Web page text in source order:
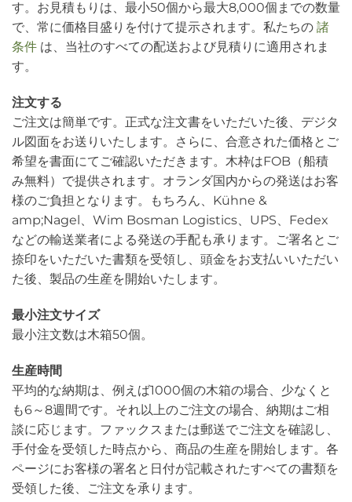
す。お見積もりは、最小50個から最大8,000個までの数量
で、常に価格目盛りを付けて提示されます。私たちの 諸
条件 は、当社のすべての配送および見積りに適用されま
す。
注文する
ご注文は簡単です。正式な注文書をいただいた後、デジタ
ル図面をお送りいたします。さらに、合意された価格とご
希望を書面にてご確認いただきます。木枠はFOB（船積
み無料）で提供されます。オランダ国内からの発送はお客
様のご負担となります。もちろん、Kühne &
amp;Nagel、Wim Bosman Logistics、UPS、Fedex
などの輸送業者による発送の手配も承ります。ご署名とご
捺印をいただいた書類を受領し、頭金をお支払いいただい
た後、製品の生産を開始いたします。
最小注文サイズ
最小注文数は木箱50個。
生産時間
平均的な納期は、例えば1000個の木箱の場合、少なくと
も6～8週間です。それ以上のご注文の場合、納期はご相
談に応じます。ファックスまたは郵送でご注文を確認し、
手付金を受領した時点から、商品の生産を開始します。各
ページにお客様の署名と日付が記載されたすべての書類を
受領した後、ご注文を承ります。